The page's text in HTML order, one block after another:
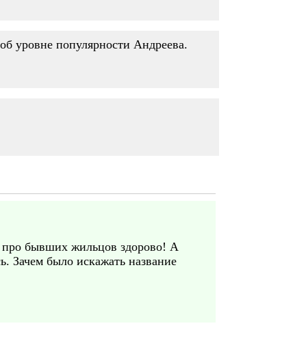
уровне популярности Андреева.
про бывших жильцов здорово! А
Зачем было искажать название